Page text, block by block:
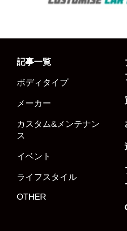
記事一覧
ボディタイプ
メーカー
カスタム&メンテナン
ス
イベント
ライフスタイル
OTHER